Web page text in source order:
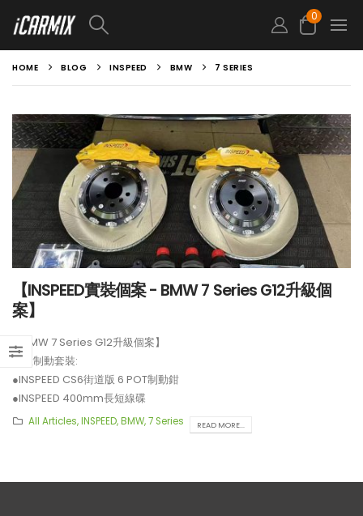
0
HOME BLOG INSPEED BMW 7 SERIES
【INSPEED實裝個案 - BMW 7 Series G12升級個
案】
【BMW 7 Series G12升級個案】
前置制動套裝:
●INSPEED CS6街道版 6 POT制動鉗
●INSPEED 400mm長短線碟
**制動套裝適用於20吋或以上車鈴安裝。
All Articles,INSPEED,BMW,7 Series READ MORE...